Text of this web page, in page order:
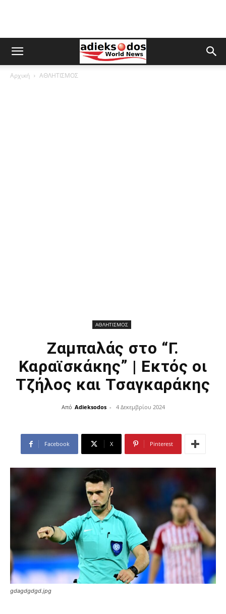
Αρχική ΑΘΛΗΤΙΣΜΟΣ
ΑΘΛΗΤΙΣΜΟΣ
Ζαμπαλάς στο “Γ.
Καραϊσκάκης” | Εκτός οι
Τζήλος και Τσαγκαράκης
Από Adieksodos - 4 Δεκεμβρίου 2024
Facebook X Pinterest
gdagdgdgd.jpg